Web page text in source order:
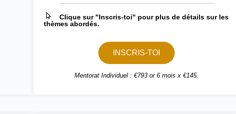
Clique sur "Inscris-toi" pour plus de détails sur les
thèmes abordés.
INSCRIS-TOI
Mentorat Individuel : €793 or 6 mois x €145.